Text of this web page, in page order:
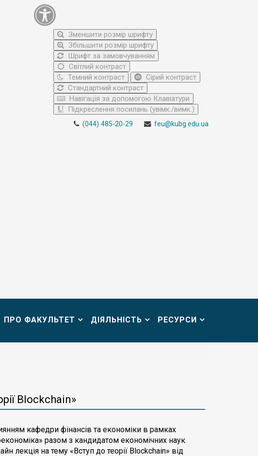
Зменшити розмір шрифту
Збільшити розмір шрифту
Шрифт за замовчуванням
Світлий контраст
Темний контраст
Сірий контраст
Стандартний контраст
Навігація за допомогою Клавіатури
Підкреслення посилань (увімк./вимк.)
(044) 485-20-29 feu@kubg.edu.ua
ПРО ФАКУЛЬТЕТ ДІЯЛЬНІСТЬ РЕСУРСИ
Blockchain»
кафедри фінансів та економіки в рамках
разом з кандидатом економічних наук
лекція на тему «Вступ до теорії Blockchain» від